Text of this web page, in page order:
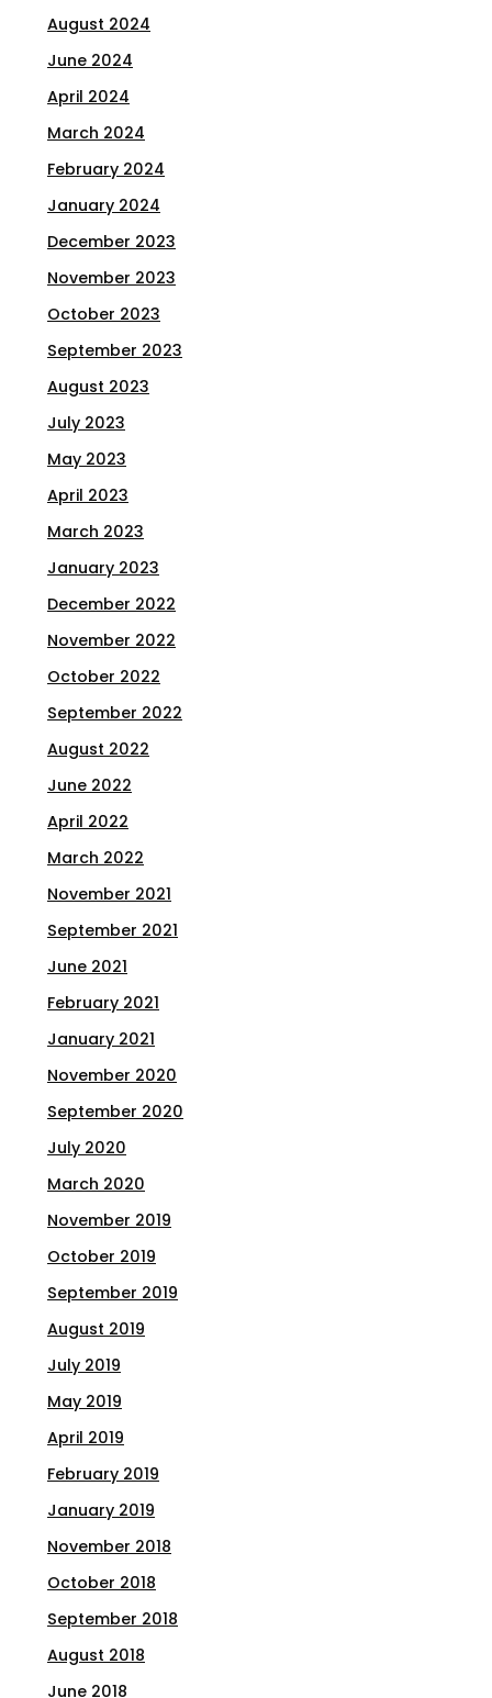
August 2024
June 2024
April 2024
March 2024
February 2024
January 2024
December 2023
November 2023
October 2023
September 2023
August 2023
July 2023
May 2023
April 2023
March 2023
January 2023
December 2022
November 2022
October 2022
September 2022
August 2022
June 2022
April 2022
March 2022
November 2021
September 2021
June 2021
February 2021
January 2021
November 2020
September 2020
July 2020
March 2020
November 2019
October 2019
September 2019
August 2019
July 2019
May 2019
April 2019
February 2019
January 2019
November 2018
October 2018
September 2018
August 2018
June 2018